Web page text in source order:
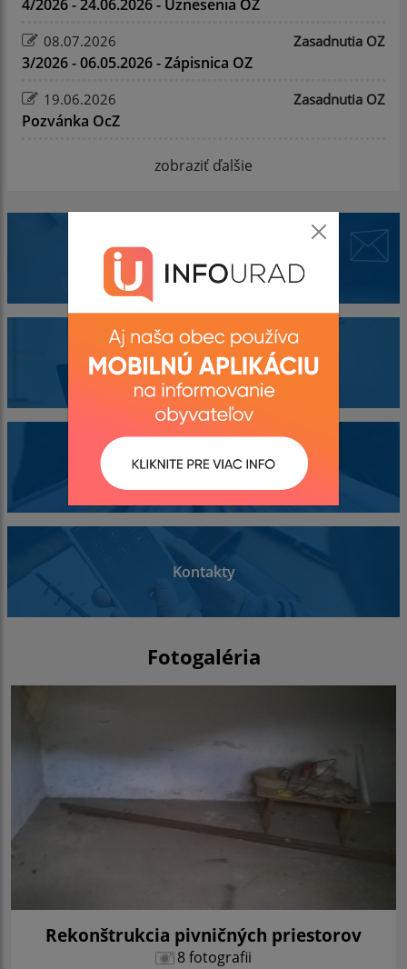
4/2026 - 24.06.2026 - Uznesenia OZ
08.07.2026 Zasadnutia OZ
3/2026 - 06.05.2026 - Zápisnica OZ
19.06.2026 Zasadnutia OZ
Pozvánka OcZ
zobraziť ďalšie
Mobilná aplikácia
Rozvojové tímy
Dokumenty
Kontakty
Fotogaléria
Rekonštrukcia pivničných priestorov
8 fotografii